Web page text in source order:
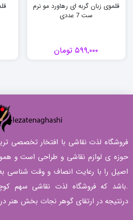
قلموی زبان گربه ای رهاورد مو نرم
ست 7 عددی
۵۹۹,۰۰۰ تومان
فروشگاه لذت نقاشی با افتخار تخصصی
حوزه ی لوازم نقاشی و طراحی است و
اصیل را با رعایت انصاف و وقت شناسی
.باشد که فروشگاه لذت نقاشی سهم
درنتیجه در ارتقای گوهر نجات بخش هنر